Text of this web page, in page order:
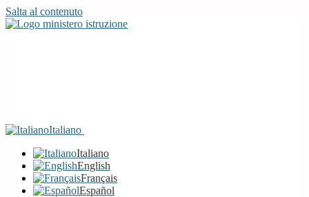
Salta al contenuto
Italiano
Italiano
English
Français
Español